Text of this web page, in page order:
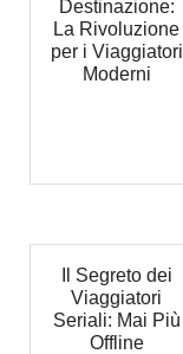
Destinazione:
La Rivoluzione
per i Viaggiatori
Moderni
Il Segreto dei
Viaggiatori
Seriali: Mai Più
Offline